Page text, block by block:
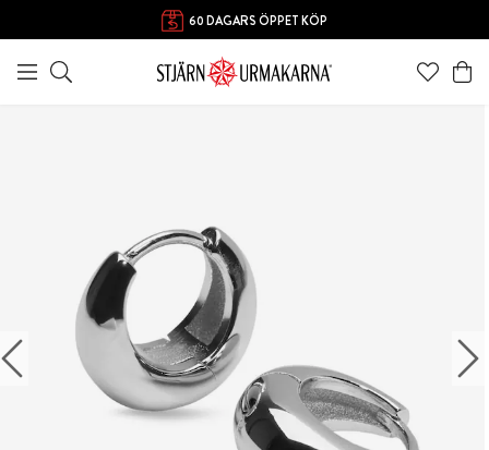
60 DAGARS ÖPPET KÖP
FRI FRAKT ÖVER 1000 KR